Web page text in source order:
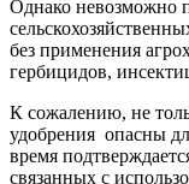
Однако невозможно
без применения
гербицидов,
К сожалению, не
удобрения опасны
время
связанных с